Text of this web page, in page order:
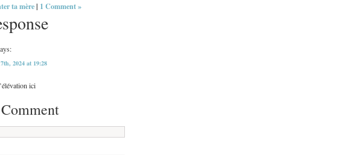
ta mère| 1 Comment »
2024 at 19:28
ici